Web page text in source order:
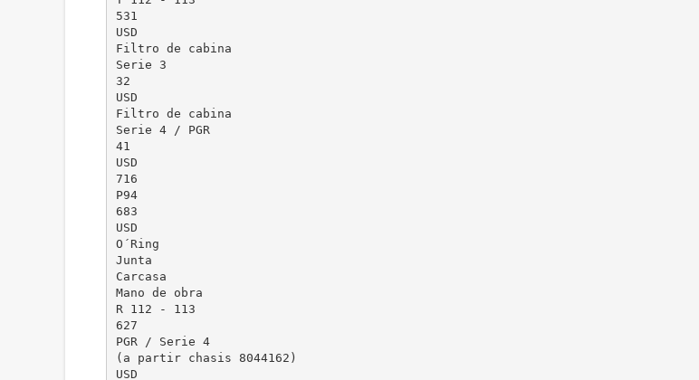
531
USD
Filtro de cabina
Serie 3
32
USD
Filtro de cabina
Serie 4 / PGR
41
USD
716
P94
683
USD
O´Ring
Junta
Carcasa
Mano de obra
R 112 - 113
627
PGR / Serie 4
(a partir chasis 8044162)
USD